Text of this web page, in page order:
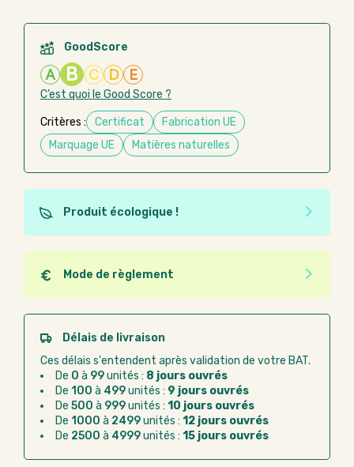
GoodScore
A B C D E
C’est quoi le Good Score ?
Critères : Certificat
Fabrication UE
Marquage UE
Matières naturelles
Produit écologique !
Ce produit est éco-conçu, il a été fabriqué à partir de
matériaux recyclés ou recyclables. Ces produits
peuvent plus facilement obtenir une seconde vie
après utilisation. L'origine de fabrication du produit
n'entre pas dans les critères d'éco-conception.
Mode de règlement
Quel que soit le mode de règlement, vous pouvez
passer commande en ligne sur Good Act.
Paiement CB :paiement sécurisé par carte
Virement bancaire :règlement sur facture
après la commande
Chorus Pro :règlement par mandat
administratif après la commande
Délais de livraison
Ces délais s'entendent après validation de votre BAT.
De 0 à 99unités : 8 jours ouvrés
De 100 à 499unités : 9 jours ouvrés
De 500 à 999unités : 10 jours ouvrés
De 1000 à 2499unités : 12 jours ouvrés
De 2500 à 4999unités : 15 jours ouvrés